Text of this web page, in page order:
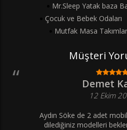
Mr.Sleep Yatak baza
Çocuk ve Bebek Odaları
Mutfak Masa
Müşteri
Demet
12 Ekim
Aydın Söke de 2 adet
dilediğiniz modelleri